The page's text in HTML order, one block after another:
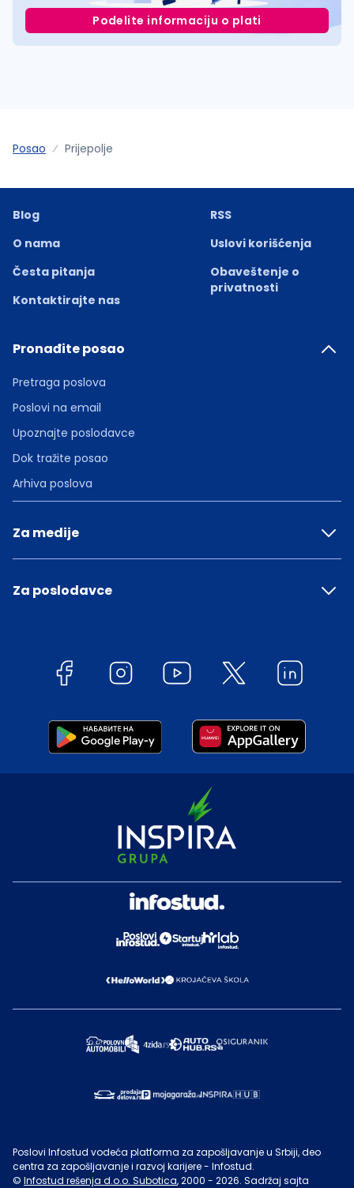
Podelite informaciju o plati
Posao Prijepolje
Blog
O nama
Česta pitanja
Kontaktirajte nas
RSS
Uslovi korišćenja
Obaveštenje o
privatnosti
Pronađite posao
Pretraga poslova
Poslovi na email
Upoznajte poslodavce
Dok tražite posao
Arhiva poslova
Za medije
Za poslodavce
Poslovi Infostud vodeća platforma za zapošljavanje u Srbiji, deo
centra za zapošljavanje i razvoj karijere - Infostud.
© Infostud rešenja d.o.o. Subotica, 2000 - 2026. Sadržaj sajta